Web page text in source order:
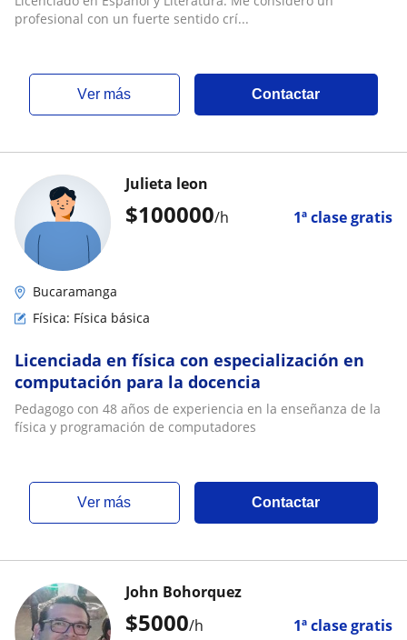
residencia
profesional con un fuerte sentido crí...
ver más Contactar
$100000/h 1ª clase gratis
Julieta leon
Bucaramanga
Física: Física básica
Licenciada en física con especialización en
computación para la docencia
Pedagogo con 48 años de experiencia en la enseñanza de la
física y programación de computadores
ver más Contactar
$5000/h 1ª clase gratis
John Bohorquez